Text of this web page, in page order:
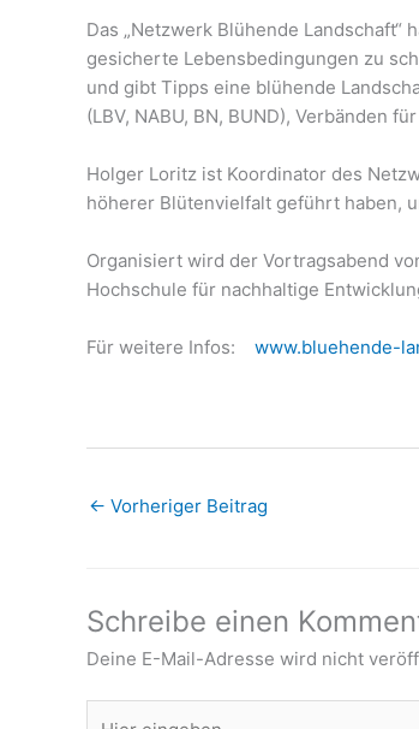
Das „Netzwerk Blühende
gesicherte Lebensbedingungen zu
und gibt Tipps eine blühende
(LBV, NABU, BN, BUND), Verbänden
Holger Loritz ist Koordinator des
höherer Blütenvielfalt geführt haben,
Organisiert wird der Vortragsabend
Hochschule für nachhaltige
Für weitere Infos: www.bluehende-
← Vorheriger Beitrag
Schreibe einen
Deine E-Mail-Adresse wird nicht